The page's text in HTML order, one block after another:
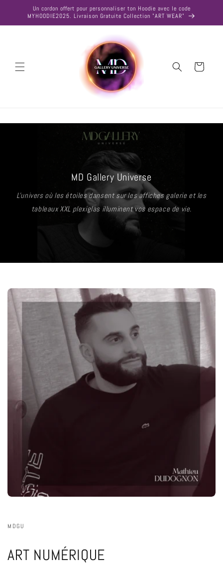
passerUn cordon offert pour personnaliser ton Hoodie avec le code
MYHOODIE2025. Livraison Gratuite Collection "ART WEAR"
Panier
MD Gallery Universe
L'univers où les étoiles dansent sur les affiches galerie et les
tableaux XXL plexiglas illuminent vos espace de vie.
MDGU
ART NUMÉRIQUE